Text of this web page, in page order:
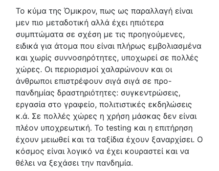
Το κύμα της Όμικρον, πως ως παραλλαγή είναι
μεν πιο μεταδοτική αλλά έχει ηπιότερα
συμπτώματα σε σχέση με τις προηγούμενες,
ειδικά για άτομα που είναι πλήρως εμβολιασμένα
και χωρίς συννοσηρότητες, υποχωρεί σε πολλές
χώρες. Οι περιορισμοί χαλαρώνουν και οι
άνθρωποι επιστρέφουν σιγά σιγά σε προ-
πανδημίας δραστηριότητες: συγκεντρώσεις,
εργασία στο γραφείο, πολιτιστικές εκδηλώσεις
κ.ά. Σε πολλές χώρες η χρήση μάσκας δεν είναι
πλέον υποχρεωτική. Το testing και η επιτήρηση
έχουν μειωθεί και τα ταξίδια έχουν ξαναρχίσει. Ο
κόσμος είναι λογικό να έχει κουραστεί και να
θέλει να ξεχάσει την πανδημία.